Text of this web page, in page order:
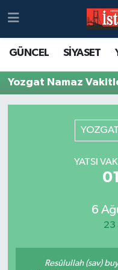
GÜNCEL SİYASET
Yozgat Namaz
YOZGAT
YATSI
6
23
Resûlullah (sav)